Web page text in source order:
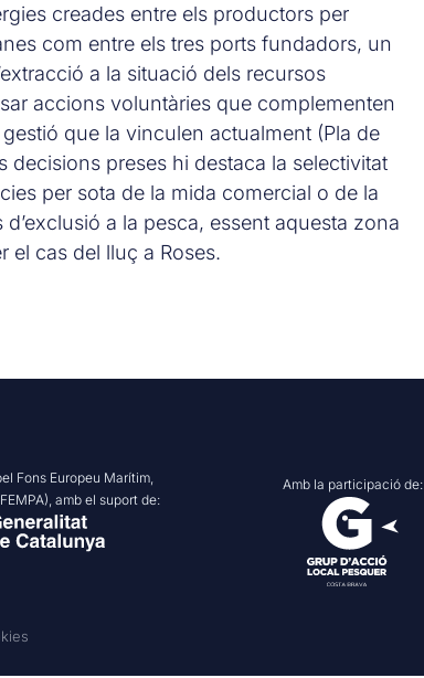
creades entre els productors per
com entre els tres ports fundadors, un
a la situació dels recursos
accions voluntàries que complementen
que la vinculen actualment (Pla de
decisions preses hi destaca la selectivitat
per sota de la mida comercial o de la
a la pesca, essent aquesta zona
el cas del lluç a Roses.
Fons Europeu Marítim,
amb el suport de:
Amb la participació de: